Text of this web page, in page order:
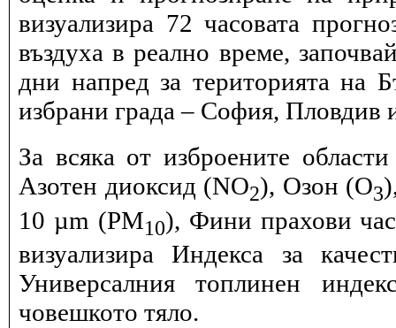
визуализира 72 часовата
въздуха в реално време,
дни напред за територията на
избрани града – София, Пловдив
За всяка от изброените
Азотен диоксид (NO2), Озон (O3
10 µm (PM10), Фини прахови
визуализира Индекса за
Универсалния топлинен
човешкото тяло.